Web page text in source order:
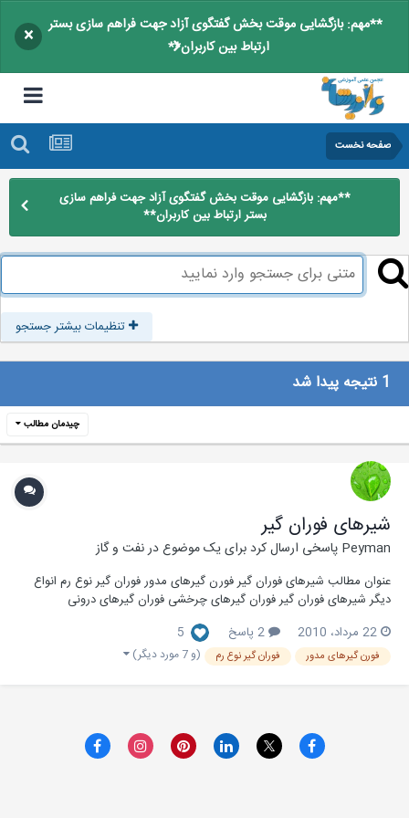
**مهم: بازگشایی موقت بخش گفتگوی آزاد جهت فراهم سازی بستر
ارتباط بین کاربران**
×
صفحه نخست
**مهم: بازگشایی موقت بخش گفتگوی آزاد جهت فراهم سازی
بستر ارتباط بین کاربران**
تنظیمات بیشتر جستجو
چیدمان مطالب
شیرهای فوران گیر
Peymanپاسخی ارسال کرد برای یک موضوع درنفت و گاز
عنوان مطالب شیرهای فوران گیر فورن گیرهای مدور فوران گیر نوع رم انواع
دیگر شیرهای فوران گیر فوران گیرهای چرخشی فوران گیرهای درونی
فلزی کلاس دمایی برای مواد الاستومری استانداردهای ساخت و کنترل ک...
22 مرداد، 2010 2 پاسخ 5
فورن گیرهای مدور فوران گیر نوع رم (و 7 مورد دیگر)